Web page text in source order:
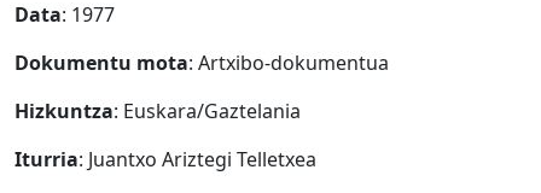
Data: 1977
Dokumentu mota: Artxibo-dokumentua
Hizkuntza: Euskara/Gaztelania
Iturria: Juantxo Ariztegi Telletxea